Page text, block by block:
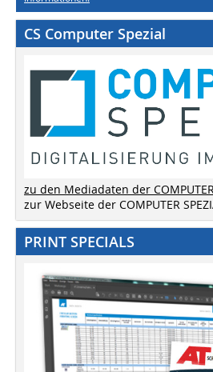
CS Computer Spezial
zu den Mediadaten der COMPUTER
zur Webseite der COMPUTER
PRINT SPECIALS